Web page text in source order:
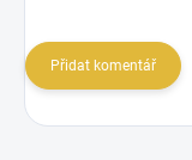
Přidat komentář